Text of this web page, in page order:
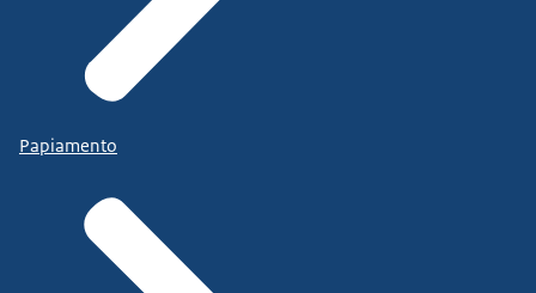
Papiamento